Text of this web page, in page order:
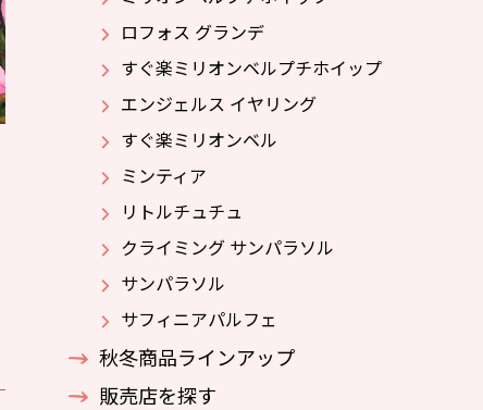
ロフォス グランデ
すぐ楽ミリオンベルプチホイップ
エンジェルス イヤリング
すぐ楽ミリオンベル
ミンティア
リトルチュチュ
クライミング サンパラソル
サンパラソル
サフィニアパルフェ
秋冬商品ラインアップ
販売店を探す